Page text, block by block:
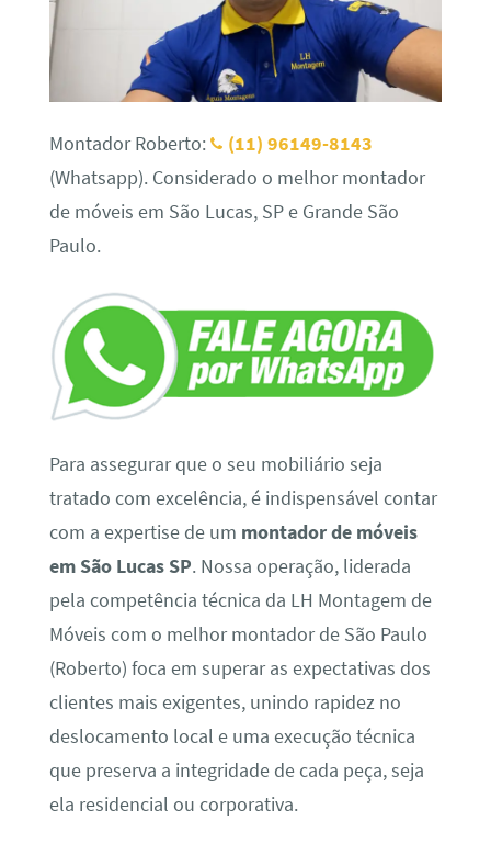
Montador Roberto:
(11) 96149-8143
(Whatsapp). Considerado o melhor montador
de móveis em São Lucas, SP e Grande São
Paulo.
Para assegurar que o seu mobiliário seja
tratado com excelência, é indispensável contar
com a expertise de um montador de móveis
em São Lucas SP. Nossa operação, liderada
pela competência técnica da LH Montagem de
Móveis com o melhor montador de São Paulo
(Roberto) foca em superar as expectativas dos
clientes mais exigentes, unindo rapidez no
deslocamento local e uma execução técnica
que preserva a integridade de cada peça, seja
ela residencial ou corporativa.